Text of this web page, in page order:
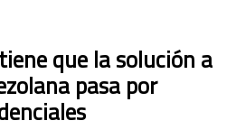
que la solución a
pasa por